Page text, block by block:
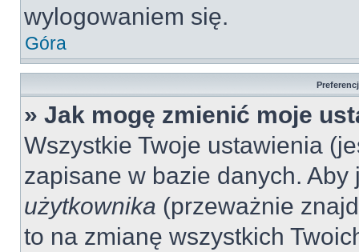
wylogowaniem się.
Góra
» Jak mogę zmienić moje
Wszystkie Twoje ustawienia
zapisane w bazie danych.
użytkownika (przeważnie
to na zmianę wszystkich